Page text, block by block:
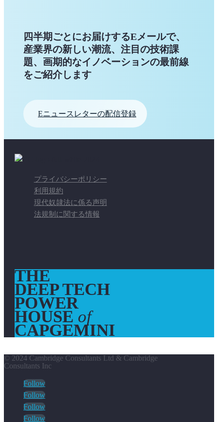
四半期ごとにお届けするEメールで、
産業界の新しい潮流、注目の技術課
題、画期的なイノベーションの最前線
をご紹介します
Eニュースレターの配信登録
プライバシーポリシー
利用規約
現代奴隷法に係る声明
法規制に関する情報
THE
DEEP TECH
POWER
HOUSE of
CAPGEMINI
© 2024 Cambridge Consultants Ltd & Cambridge
Consultants Inc
Follow
Follow
Follow
Follow